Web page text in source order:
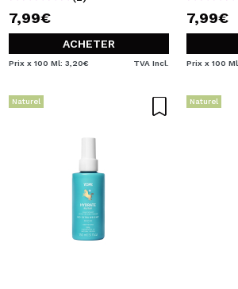
7,99€
ACHETER
Prix x 100 Ml: 3,20€ TVA Incl.
7,99€
Prix x 100
Naturel Naturel